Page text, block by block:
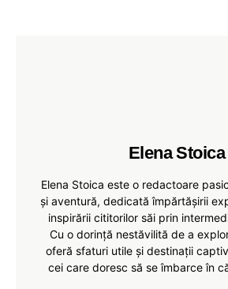
Elena Stoica
Elena Stoica este o redactoare
și aventură, dedicată împărtășirii
inspirării cititorilor săi prin
Cu o dorință nestăvilită de a
oferă sfaturi utile și destinații
cei care doresc să se îmbarce în